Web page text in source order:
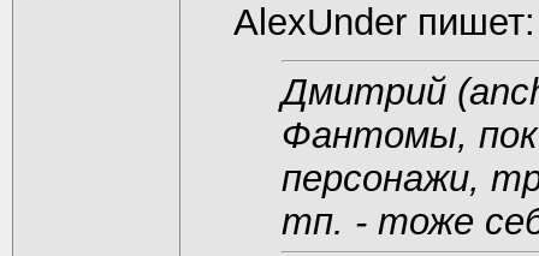
AlexUnder пишет:
Дмитрий
Фантомы,
персонажи,
тп. - тоже